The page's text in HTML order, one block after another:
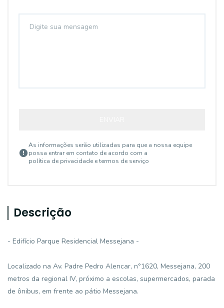
As informações serão utilizadas para que a nossa equipe
possa entrar em contato de acordo com a
política de privacidade e termos de serviço
Descrição
- Edifício Parque Residencial Messejana -
Localizado na Av. Padre Pedro Alencar, n°1620, Messejana, 200
metros da regional IV, próximo a escolas, supermercados, parada
de ônibus, em frente ao pátio Messejana.